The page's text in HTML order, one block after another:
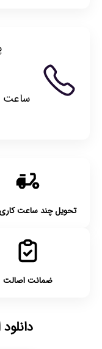
تحویل چند ساعت
ضمانت اصالت